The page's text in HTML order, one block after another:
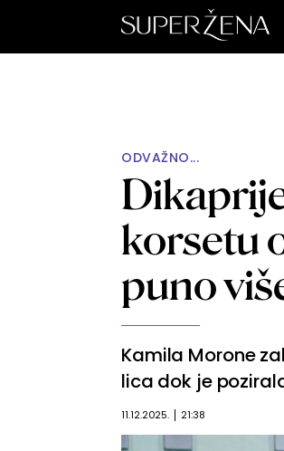
ODVAŽNO...
korsetu
puno
Kamila Morone
lica dok je
11.12.2025. 21:38